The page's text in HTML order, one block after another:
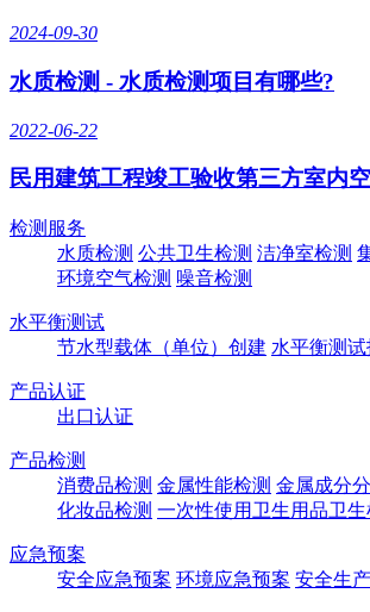
2024-09-30
水质检测 - 水质检测项目有哪些?
2022-06-22
民用建筑工程竣工验收第三方室内
检测服务
水质检测 公共卫生检测 洁净室检测
环境空气检测 噪音检测
水平衡测试
节水型载体（单位）创建 水平衡测
产品认证
出口认证
产品检测
消费品检测 金属性能检测 金属成分
化妆品检测 一次性使用卫生用品卫生
应急预案
安全应急预案 环境应急预案 安全生